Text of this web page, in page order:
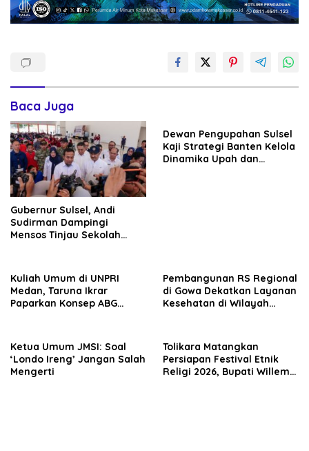
Baca Juga
Gubernur Sulsel, Andi
Sudirman Dampingi
Mensos Tinjau Sekolah
Dukungan Pengembangan
Program
Dewan Pengupahan Sulsel
Kaji Strategi Banten Kelola
Dinamika Upah dan
Kuliah Umum di UNPRI
Medan, Taruna Ikrar
Paparkan Konsep ABG
Pembangunan RS Regional
di Gowa Dekatkan Layanan
Kesehatan di Wilayah
Ketua Umum JMSI: Soal
‘Londo Ireng’ Jangan Salah
Mengerti
Tolikara Matangkan
Persiapan Festival Etnik
Religi 2026, Bupati Willem